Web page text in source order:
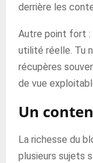
derrière les
Autre point fort :
utilité réelle. Tu
récupères
de vue
Un
La richesse du
plusieurs sujets